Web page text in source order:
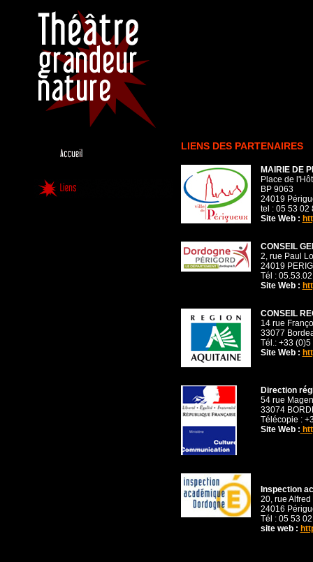
LIENS DES PARTENAIRES
MAIRIE DE
Place de
BP 9063
24019
tel : 05 53 02
Site Web :
CONSEIL
2, rue Paul
24019
Tél :
Site Web :
CONSEIL
14 rue
33077
Tél.: +33
Site Web :
Direction
54 rue
33074
Télécopie :
Site Web :
Inspection
20, rue
24016
Tél : 05 53
site web :